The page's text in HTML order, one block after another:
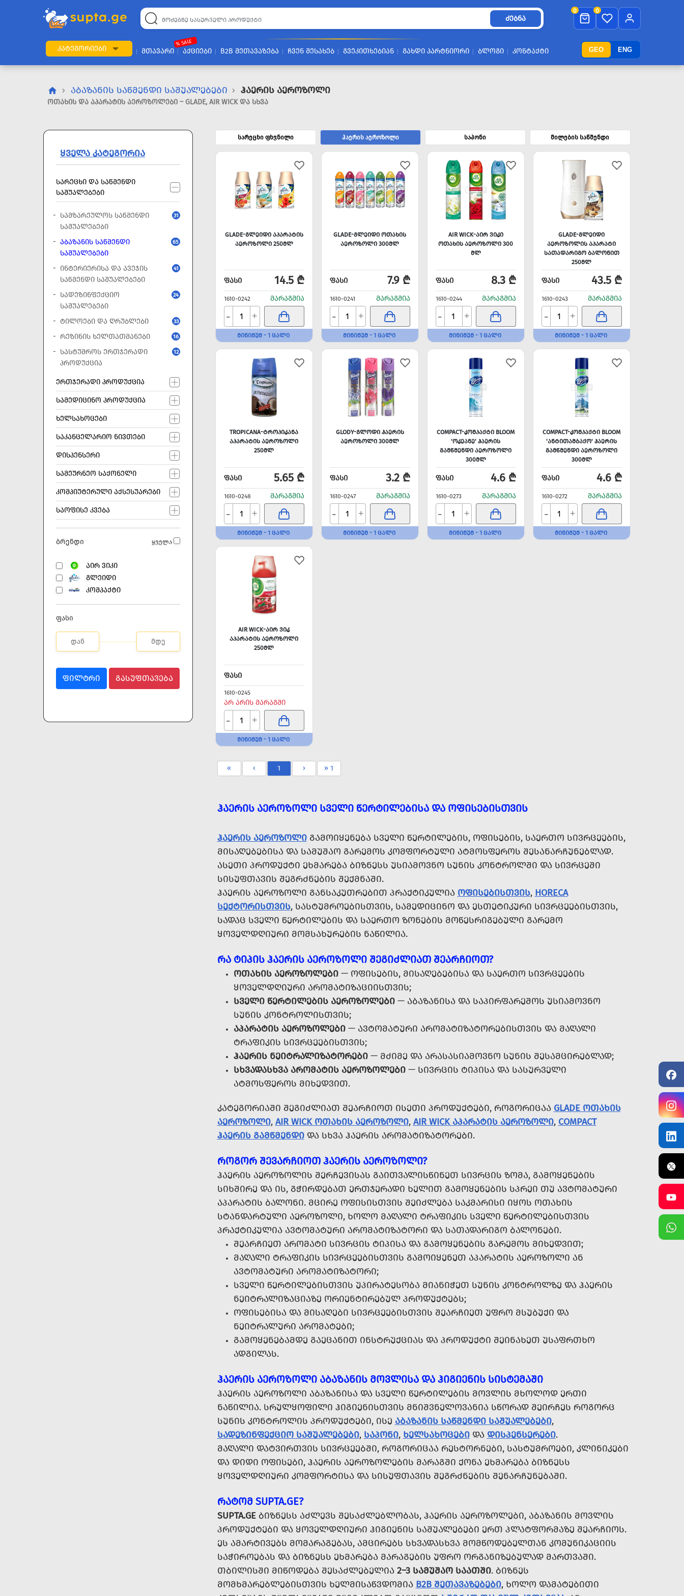
GEO ENG
ᲫᲔᲑᲜᲐ
0 0
ᲙᲐᲢᲔᲒᲝᲠᲘᲔᲑᲘ ᲛᲗᲐᲕᲐᲠᲘ ᲐᲥᲪᲘᲔᲑᲘ
% SALE
B2B ᲨᲔᲗᲐᲕᲐᲖᲔᲑᲐ ᲩᲕᲔᲜ ᲨᲔᲡᲐᲮᲔᲑ ᲒᲕᲔᲙᲘᲗᲮᲔᲑᲘᲐᲜ ᲒᲐᲮᲓᲘ ᲞᲐᲠᲢᲜᲘᲝᲠᲘ ᲑᲚᲝᲒᲘ ᲙᲝᲜᲢᲐᲥᲢᲘ
ᲐᲑᲐᲖᲐᲜᲘᲡ ᲡᲐᲬᲛᲔᲜᲓᲘ ᲡᲐᲨᲣᲐᲚᲔᲑᲔᲑᲘ Ჰაერის Აეროზოლი
ᲝᲗᲐᲮᲘᲡ ᲓᲐ ᲐᲞᲐᲠᲐᲢᲘᲡ ᲐᲔᲠᲝᲖᲝᲚᲔᲑᲘ – GLADE, AIR WICK ᲓᲐ ᲡᲮᲕᲐ
ᲧᲕᲔᲚᲐ ᲙᲐᲢᲔᲒᲝᲠᲘᲐ
ᲡᲐᲠᲔᲪᲮᲘ ᲓᲐ ᲡᲐᲬᲛᲔᲜᲓᲘ
ᲡᲐᲨᲣᲐᲚᲔᲑᲔᲑᲘ
ᲡᲐᲛᲖᲐᲠᲔᲣᲚᲝᲡ ᲡᲐᲬᲛᲔᲜᲓᲘ
ᲡᲐᲨᲣᲐᲚᲔᲑᲔᲑᲘ
31
ᲐᲑᲐᲖᲐᲜᲘᲡ ᲡᲐᲬᲛᲔᲜᲓᲘ
ᲡᲐᲨᲣᲐᲚᲔᲑᲔᲑᲘ
65
ᲘᲜᲢᲔᲠᲘᲔᲠᲘᲡᲐ ᲓᲐ ᲐᲕᲔᲯᲘᲡ
ᲡᲐᲬᲛᲔᲜᲓᲘ ᲡᲐᲨᲣᲐᲚᲔᲑᲔᲑᲘ
41
ᲡᲐᲓᲔᲖᲘᲜᲤᲔᲥᲪᲘᲝ
ᲡᲐᲨᲣᲐᲚᲔᲑᲔᲑᲘ
24
ᲢᲘᲚᲝᲔᲑᲘ ᲓᲐ ᲦᲠᲣᲑᲚᲔᲑᲘ 33
ᲠᲔᲖᲘᲜᲘᲡ ᲮᲔᲚᲗᲐᲗᲛᲐᲜᲔᲑᲘ 16
ᲡᲐᲡᲢᲣᲛᲠᲝᲡ ᲔᲠᲗᲯᲔᲠᲐᲓᲘ
ᲞᲠᲝᲓᲣᲥᲪᲘᲐ
12
ᲔᲠᲗᲯᲔᲠᲐᲓᲘ ᲞᲠᲝᲓᲣᲥᲪᲘᲐ
ᲡᲐᲛᲔᲓᲘᲪᲘᲜᲝ ᲞᲠᲝᲓᲣᲥᲪᲘᲐ
ᲮᲔᲚᲡᲐᲮᲝᲪᲔᲑᲘ
ᲡᲐᲙᲐᲜᲪᲔᲚᲐᲠᲘᲝ ᲜᲘᲕᲗᲔᲑᲘ
ᲓᲘᲡᲞᲔᲜᲡᲔᲠᲘ
ᲡᲐᲛᲔᲣᲠᲜᲔᲝ ᲡᲐᲥᲝᲜᲔᲚᲘ
ᲙᲝᲛᲞᲘᲣᲢᲔᲠᲣᲚᲘ ᲐᲥᲡᲔᲡᲣᲐᲠᲔᲑᲘ
ᲡᲐᲝᲤᲘᲡᲔ ᲙᲕᲔᲑᲐ
ბრენდი ყველა
ᲐᲘᲠ ᲕᲘᲙᲘ
ᲒᲚᲔᲘᲓᲘ
ᲙᲝᲛᲞᲐᲥᲢᲘ
ფასი
ᲤᲘᲚᲢᲠᲘ ᲒᲐᲡᲣᲤᲗᲐᲕᲔᲑᲐ
სარეცხი ფხვნილი ჰაერის აეროზოლი საპონი მილების საწმენდი
GLADE-ᲒᲚᲔᲘᲓᲘ ᲐᲞᲐᲠᲐᲢᲘᲡ
ᲐᲔᲠᲝᲖᲝᲚᲘ 250ᲛᲚ
ᲤᲐᲡᲘ 14.5 ₾
1610-0242 ᲛᲐᲠᲐᲒᲨᲘᲐ
- +
ᲛᲘᲜᲘᲛᲣᲛ - 1 ᲪᲐᲚᲘ
GLADE-ᲒᲚᲔᲘᲓᲘ ᲝᲗᲐᲮᲘᲡ
ᲐᲔᲠᲝᲖᲝᲚᲘ 300ᲛᲚ
ᲤᲐᲡᲘ 7.9 ₾
1610-0241 ᲛᲐᲠᲐᲒᲨᲘᲐ
- +
ᲛᲘᲜᲘᲛᲣᲛ - 1 ᲪᲐᲚᲘ
AIR WICK-ᲐᲘᲠ ᲕᲘᲙᲘ
ᲝᲗᲐᲮᲘᲡ ᲐᲔᲠᲝᲖᲝᲚᲘ 300
ᲛᲚ
ᲤᲐᲡᲘ 8.3 ₾
1610-0244 ᲛᲐᲠᲐᲒᲨᲘᲐ
- +
ᲛᲘᲜᲘᲛᲣᲛ - 1 ᲪᲐᲚᲘ
GLADE-ᲒᲚᲔᲘᲓᲘ
ᲐᲔᲠᲝᲖᲝᲚᲘᲡ ᲐᲞᲐᲠᲐᲢᲘ
ᲡᲐᲗᲐᲓᲐᲠᲘᲒᲝ ᲑᲐᲚᲝᲜᲘᲗ
250ᲛᲚ
ᲤᲐᲡᲘ 43.5 ₾
1610-0243 ᲛᲐᲠᲐᲒᲨᲘᲐ
- +
ᲛᲘᲜᲘᲛᲣᲛ - 1 ᲪᲐᲚᲘ
TROPICANA-ᲢᲠᲝᲞᲘᲙᲐᲜᲐ
ᲐᲞᲐᲠᲐᲢᲘᲡ ᲐᲔᲠᲝᲖᲝᲚᲘ
250ᲛᲚ
ᲤᲐᲡᲘ 5.65 ₾
1610-0248 ᲛᲐᲠᲐᲒᲨᲘᲐ
- +
ᲛᲘᲜᲘᲛᲣᲛ - 1 ᲪᲐᲚᲘ
GLODY-ᲒᲚᲝᲓᲘ ᲰᲐᲔᲠᲘᲡ
ᲐᲔᲠᲝᲖᲝᲚᲘ 300ᲛᲚ
ᲤᲐᲡᲘ 3.2 ₾
1610-0247 ᲛᲐᲠᲐᲒᲨᲘᲐ
- +
ᲛᲘᲜᲘᲛᲣᲛ - 1 ᲪᲐᲚᲘ
COMPACT-ᲙᲝᲛᲞᲐᲥᲢᲘ BLOOM
'ᲝᲙᲔᲐᲜᲔ' ᲰᲐᲔᲠᲘᲡ
ᲒᲐᲛᲬᲛᲔᲜᲓᲘ ᲐᲔᲠᲝᲖᲝᲚᲘ
300ᲛᲚ
ᲤᲐᲡᲘ 4.6 ₾
1610-0273 ᲛᲐᲠᲐᲒᲨᲘᲐ
- +
ᲛᲘᲜᲘᲛᲣᲛ - 1 ᲪᲐᲚᲘ
COMPACT-ᲙᲝᲛᲞᲐᲥᲢᲘ BLOOM
'ᲐᲜᲢᲘᲗᲐᲛᲑᲐᲥᲝ' ᲰᲐᲔᲠᲘᲡ
ᲒᲐᲛᲬᲛᲔᲜᲓᲘ ᲐᲔᲠᲝᲖᲝᲚᲘ
300ᲛᲚ
ᲤᲐᲡᲘ 4.6 ₾
1610-0272 ᲛᲐᲠᲐᲒᲨᲘᲐ
- +
ᲛᲘᲜᲘᲛᲣᲛ - 1 ᲪᲐᲚᲘ
AIR WICK-ᲐᲘᲠ ᲕᲘᲙ
ᲐᲞᲐᲠᲐᲢᲘᲡ ᲐᲔᲠᲝᲖᲝᲚᲘ
250ᲛᲚ
ᲤᲐᲡᲘ
1610-0245
ᲐᲠ ᲐᲠᲘᲡ ᲛᲐᲠᲐᲒᲨᲘ
- +
ᲛᲘᲜᲘᲛᲣᲛ - 1 ᲪᲐᲚᲘ
« ‹ 1 › » 1
ᲰᲐᲔᲠᲘᲡ ᲐᲔᲠᲝᲖᲝᲚᲘ ᲡᲕᲔᲚᲘ ᲬᲔᲠᲢᲘᲚᲔᲑᲘᲡᲐ ᲓᲐ ᲝᲤᲘᲡᲔᲑᲘᲡᲗᲕᲘᲡ
ᲰᲐᲔᲠᲘᲡ ᲐᲔᲠᲝᲖᲝᲚᲘᲒᲐᲛᲝᲘᲧᲔᲜᲔᲑᲐ ᲡᲕᲔᲚᲘ ᲬᲔᲠᲢᲘᲚᲔᲑᲘᲡ, ᲝᲤᲘᲡᲔᲑᲘᲡ, ᲡᲐᲔᲠᲗᲝ ᲡᲘᲕᲠᲪᲔᲔᲑᲘᲡ,
ᲛᲘᲡᲐᲦᲔᲑᲔᲑᲘᲡᲐ ᲓᲐ ᲡᲐᲛᲣᲨᲐᲝ ᲒᲐᲠᲔᲛᲝᲡ ᲙᲝᲛᲤᲝᲠᲢᲣᲚᲘ ᲐᲢᲛᲝᲡᲤᲔᲠᲝᲡ ᲨᲔᲡᲐᲜᲐᲠᲩᲣᲜᲔᲑᲚᲐᲓ.
ᲐᲡᲔᲗᲘ ᲞᲠᲝᲓᲣᲥᲢᲘ ᲔᲮᲛᲐᲠᲔᲑᲐ ᲑᲘᲖᲜᲔᲡᲡ ᲣᲡᲘᲐᲛᲝᲕᲜᲝ ᲡᲣᲜᲘᲡ ᲙᲝᲜᲢᲠᲝᲚᲨᲘ ᲓᲐ ᲡᲘᲕᲠᲪᲔᲨᲘ
ᲡᲘᲡᲣᲤᲗᲐᲕᲘᲡ ᲨᲔᲒᲠᲫᲜᲔᲑᲘᲡ ᲨᲔᲥᲛᲜᲐᲨᲘ.
ᲰᲐᲔᲠᲘᲡ ᲐᲔᲠᲝᲖᲝᲚᲘ ᲒᲐᲜᲡᲐᲙᲣᲗᲠᲔᲑᲘᲗ ᲞᲠᲐᲥᲢᲘᲙᲣᲚᲘᲐ ᲝᲤᲘᲡᲔᲑᲘᲡᲗᲕᲘᲡ, HORECA
ᲡᲔᲥᲢᲝᲠᲘᲡᲗᲕᲘᲡ, ᲡᲐᲡᲢᲣᲛᲠᲝᲔᲑᲘᲡᲗᲕᲘᲡ, ᲡᲐᲛᲔᲓᲘᲪᲘᲜᲝ ᲓᲐ ᲔᲡᲗᲔᲢᲘᲙᲣᲠᲘ ᲡᲘᲕᲠᲪᲔᲔᲑᲘᲡᲗᲕᲘᲡ,
ᲡᲐᲓᲐᲪ ᲡᲕᲔᲚᲘ ᲬᲔᲠᲢᲘᲚᲔᲑᲘᲡ ᲓᲐ ᲡᲐᲔᲠᲗᲝ ᲖᲝᲜᲔᲑᲘᲡ ᲛᲝᲬᲔᲡᲠᲘᲒᲔᲑᲣᲚᲘ ᲒᲐᲠᲔᲛᲝ
ᲧᲝᲕᲔᲚᲓᲦᲘᲣᲠᲘ ᲛᲝᲛᲡᲐᲮᲣᲠᲔᲑᲘᲡ ᲜᲐᲬᲘᲚᲘᲐ.
ᲠᲐ ᲢᲘᲞᲘᲡ ᲰᲐᲔᲠᲘᲡ ᲐᲔᲠᲝᲖᲝᲚᲘ ᲨᲔᲒᲘᲫᲚᲘᲐᲗ ᲨᲔᲐᲠᲩᲘᲝᲗ?
ᲝᲗᲐᲮᲘᲡ ᲐᲔᲠᲝᲖᲝᲚᲔᲑᲘ— ᲝᲤᲘᲡᲔᲑᲘᲡ, ᲛᲘᲡᲐᲦᲔᲑᲔᲑᲘᲡᲐ ᲓᲐ ᲡᲐᲔᲠᲗᲝ ᲡᲘᲕᲠᲪᲔᲔᲑᲘᲡ
ᲧᲝᲕᲔᲚᲓᲦᲘᲣᲠᲘ ᲐᲠᲝᲛᲐᲢᲘᲖᲐᲪᲘᲘᲡᲗᲕᲘᲡ;
ᲡᲕᲔᲚᲘ ᲬᲔᲠᲢᲘᲚᲔᲑᲘᲡ ᲐᲔᲠᲝᲖᲝᲚᲔᲑᲘ— ᲐᲑᲐᲖᲐᲜᲘᲡᲐ ᲓᲐ ᲡᲐᲞᲘᲠᲤᲐᲠᲔᲨᲝᲡ ᲣᲡᲘᲐᲛᲝᲕᲜᲝ
ᲡᲣᲜᲘᲡ ᲙᲝᲜᲢᲠᲝᲚᲘᲡᲗᲕᲘᲡ;
ᲐᲞᲐᲠᲐᲢᲘᲡ ᲐᲔᲠᲝᲖᲝᲚᲔᲑᲘ— ᲐᲕᲢᲝᲛᲐᲢᲣᲠᲘ ᲐᲠᲝᲛᲐᲢᲘᲖᲐᲢᲝᲠᲔᲑᲘᲡᲗᲕᲘᲡ ᲓᲐ ᲛᲐᲦᲐᲚᲘ
ᲢᲠᲐᲤᲘᲙᲘᲡ ᲡᲘᲕᲠᲪᲔᲔᲑᲘᲡᲗᲕᲘᲡ;
ᲰᲐᲔᲠᲘᲡ ᲜᲔᲘᲢᲠᲐᲚᲘᲖᲐᲢᲝᲠᲔᲑᲘ— ᲛᲫᲘᲛᲔ ᲓᲐ ᲐᲠᲐᲡᲐᲡᲘᲐᲛᲝᲕᲜᲝ ᲡᲣᲜᲘᲡ ᲨᲔᲡᲐᲛᲪᲘᲠᲔᲑᲚᲐᲓ;
ᲡᲮᲕᲐᲓᲐᲡᲮᲕᲐ ᲐᲠᲝᲛᲐᲢᲘᲡ ᲐᲔᲠᲝᲖᲝᲚᲔᲑᲘ— ᲡᲘᲕᲠᲪᲘᲡ ᲢᲘᲞᲘᲡᲐ ᲓᲐ ᲡᲐᲡᲣᲠᲕᲔᲚᲘ
ᲐᲢᲛᲝᲡᲤᲔᲠᲝᲡ ᲛᲘᲮᲔᲓᲕᲘᲗ.
ᲙᲐᲢᲔᲒᲝᲠᲘᲐᲨᲘ ᲨᲔᲒᲘᲫᲚᲘᲐᲗ ᲨᲔᲐᲠᲩᲘᲝᲗ ᲘᲡᲔᲗᲘ ᲞᲠᲝᲓᲣᲥᲢᲔᲑᲘ, ᲠᲝᲒᲝᲠᲘᲪᲐᲐ GLADE ᲝᲗᲐᲮᲘᲡ
ᲐᲔᲠᲝᲖᲝᲚᲘ, AIR WICK ᲝᲗᲐᲮᲘᲡ ᲐᲔᲠᲝᲖᲝᲚᲘ, AIR WICK ᲐᲞᲐᲠᲐᲢᲘᲡ ᲐᲔᲠᲝᲖᲝᲚᲘ, COMPACT
ᲰᲐᲔᲠᲘᲡ ᲒᲐᲛᲬᲛᲔᲜᲓᲘᲓᲐ ᲡᲮᲕᲐ ᲰᲐᲔᲠᲘᲡ ᲐᲠᲝᲛᲐᲢᲘᲖᲐᲢᲝᲠᲔᲑᲘ.
ᲠᲝᲒᲝᲠ ᲨᲔᲕᲐᲠᲩᲘᲝᲗ ᲰᲐᲔᲠᲘᲡ ᲐᲔᲠᲝᲖᲝᲚᲘ?
ᲰᲐᲔᲠᲘᲡ ᲐᲔᲠᲝᲖᲝᲚᲘᲡ ᲨᲔᲠᲩᲔᲕᲘᲡᲐᲡ ᲒᲐᲘᲗᲕᲐᲚᲘᲡᲬᲘᲜᲔᲗ ᲡᲘᲕᲠᲪᲘᲡ ᲖᲝᲛᲐ, ᲒᲐᲛᲝᲧᲔᲜᲔᲑᲘᲡ
ᲡᲘᲮᲨᲘᲠᲔ ᲓᲐ ᲘᲡ, ᲒᲭᲘᲠᲓᲔᲑᲐᲗ ᲔᲠᲗᲯᲔᲠᲐᲓᲘ ᲮᲔᲚᲘᲗ ᲒᲐᲛᲝᲧᲔᲜᲔᲑᲘᲡ ᲡᲞᲠᲔᲘ ᲗᲣ ᲐᲕᲢᲝᲛᲐᲢᲣᲠᲘ
ᲐᲞᲐᲠᲐᲢᲘᲡ ᲑᲐᲚᲝᲜᲘ. ᲛᲪᲘᲠᲔ ᲝᲤᲘᲡᲘᲡᲗᲕᲘᲡ ᲨᲔᲘᲫᲚᲔᲑᲐ ᲡᲐᲙᲛᲐᲠᲘᲡᲘ ᲘᲧᲝᲡ ᲝᲗᲐᲮᲘᲡ
ᲡᲢᲐᲜᲓᲐᲠᲢᲣᲚᲘ ᲐᲔᲠᲝᲖᲝᲚᲘ, ᲮᲝᲚᲝ ᲛᲐᲦᲐᲚᲘ ᲢᲠᲐᲤᲘᲙᲘᲡ ᲡᲕᲔᲚᲘ ᲬᲔᲠᲢᲘᲚᲔᲑᲘᲡᲗᲕᲘᲡ
ᲞᲠᲐᲥᲢᲘᲙᲣᲚᲘᲐ ᲐᲕᲢᲝᲛᲐᲢᲣᲠᲘ ᲐᲠᲝᲛᲐᲢᲘᲖᲐᲢᲝᲠᲘ ᲓᲐ ᲡᲐᲗᲐᲓᲐᲠᲘᲒᲝ ᲑᲐᲚᲝᲜᲔᲑᲘ.
ᲨᲔᲐᲠᲩᲘᲔᲗ ᲐᲠᲝᲛᲐᲢᲘ ᲡᲘᲕᲠᲪᲘᲡ ᲢᲘᲞᲘᲡᲐ ᲓᲐ ᲒᲐᲛᲝᲧᲔᲜᲔᲑᲘᲡ ᲒᲐᲠᲔᲛᲝᲡ ᲛᲘᲮᲔᲓᲕᲘᲗ;
ᲛᲐᲦᲐᲚᲘ ᲢᲠᲐᲤᲘᲙᲘᲡ ᲡᲘᲕᲠᲪᲔᲔᲑᲘᲡᲗᲕᲘᲡ ᲒᲐᲛᲝᲘᲧᲔᲜᲔᲗ ᲐᲞᲐᲠᲐᲢᲘᲡ ᲐᲔᲠᲝᲖᲝᲚᲘ ᲐᲜ
ᲐᲕᲢᲝᲛᲐᲢᲣᲠᲘ ᲐᲠᲝᲛᲐᲢᲘᲖᲐᲢᲝᲠᲘ;
ᲡᲕᲔᲚᲘ ᲬᲔᲠᲢᲘᲚᲔᲑᲘᲡᲗᲕᲘᲡ ᲣᲞᲘᲠᲐᲢᲔᲡᲝᲑᲐ ᲛᲘᲐᲜᲘᲭᲔᲗ ᲡᲣᲜᲘᲡ ᲙᲝᲜᲢᲠᲝᲚᲖᲔ ᲓᲐ ᲰᲐᲔᲠᲘᲡ
ᲜᲔᲘᲢᲠᲐᲚᲘᲖᲐᲪᲘᲐᲖᲔ ᲝᲠᲘᲔᲜᲢᲘᲠᲔᲑᲣᲚ ᲞᲠᲝᲓᲣᲥᲢᲔᲑᲡ;
ᲝᲤᲘᲡᲔᲑᲘᲡᲐ ᲓᲐ ᲛᲘᲡᲐᲦᲔᲑᲘ ᲡᲘᲕᲠᲪᲔᲔᲑᲘᲡᲗᲕᲘᲡ ᲨᲔᲐᲠᲩᲘᲔᲗ ᲣᲤᲠᲝ ᲛᲡᲣᲑᲣᲥᲘ ᲓᲐ
ᲜᲔᲘᲢᲠᲐᲚᲣᲠᲘ ᲐᲠᲝᲛᲐᲢᲔᲑᲘ;
ᲒᲐᲛᲝᲧᲔᲜᲔᲑᲐᲛᲓᲔ ᲒᲐᲔᲪᲐᲜᲘᲗ ᲘᲜᲡᲢᲠᲣᲥᲪᲘᲐᲡ ᲓᲐ ᲞᲠᲝᲓᲣᲥᲢᲘ ᲨᲔᲘᲜᲐᲮᲔᲗ ᲣᲡᲐᲤᲠᲗᲮᲝ
ᲐᲓᲒᲘᲚᲐᲡ.
ᲰᲐᲔᲠᲘᲡ ᲐᲔᲠᲝᲖᲝᲚᲘ ᲐᲑᲐᲖᲐᲜᲘᲡ ᲛᲝᲕᲚᲘᲡᲐ ᲓᲐ ᲰᲘᲒᲘᲔᲜᲘᲡ ᲡᲘᲡᲢᲔᲛᲐᲨᲘ
ᲰᲐᲔᲠᲘᲡ ᲐᲔᲠᲝᲖᲝᲚᲘ ᲐᲑᲐᲖᲐᲜᲘᲡᲐ ᲓᲐ ᲡᲕᲔᲚᲘ ᲬᲔᲠᲢᲘᲚᲔᲑᲘᲡ ᲛᲝᲕᲚᲘᲡ ᲛᲮᲝᲚᲝᲓ ᲔᲠᲗᲘ
ᲜᲐᲬᲘᲚᲘᲐ. ᲡᲠᲣᲚᲧᲝᲤᲘᲚᲘ ᲰᲘᲒᲘᲔᲜᲘᲡᲗᲕᲘᲡ ᲛᲜᲘᲨᲕᲜᲔᲚᲝᲕᲐᲜᲘᲐ ᲡᲬᲝᲠᲐᲓ ᲨᲔᲘᲠᲩᲔᲡ ᲠᲝᲒᲝᲠᲪ
ᲡᲣᲜᲘᲡ ᲙᲝᲜᲢᲠᲝᲚᲘᲡ ᲞᲠᲝᲓᲣᲥᲢᲔᲑᲘ, ᲘᲡᲔ ᲐᲑᲐᲖᲐᲜᲘᲡ ᲡᲐᲬᲛᲔᲜᲓᲘ ᲡᲐᲨᲣᲐᲚᲔᲑᲔᲑᲘ,
ᲡᲐᲓᲔᲖᲘᲜᲤᲔᲥᲪᲘᲝ ᲡᲐᲨᲣᲐᲚᲔᲑᲔᲑᲘ, ᲡᲐᲞᲝᲜᲘ, ᲮᲔᲚᲡᲐᲮᲝᲪᲔᲑᲘᲓᲐ ᲓᲘᲡᲞᲔᲜᲡᲔᲠᲔᲑᲘ.
ᲛᲐᲦᲐᲚᲘ ᲓᲐᲢᲕᲘᲠᲗᲕᲘᲡ ᲡᲘᲕᲠᲪᲔᲔᲑᲨᲘ, ᲠᲝᲒᲝᲠᲘᲪᲐᲐ ᲠᲔᲡᲢᲝᲠᲜᲔᲑᲘ, ᲡᲐᲡᲢᲣᲛᲠᲝᲔᲑᲘ, ᲙᲚᲘᲜᲘᲙᲔᲑᲘ
ᲓᲐ ᲓᲘᲓᲘ ᲝᲤᲘᲡᲔᲑᲘ, ᲰᲐᲔᲠᲘᲡ ᲐᲔᲠᲝᲖᲝᲚᲔᲑᲘᲡ ᲛᲐᲠᲐᲒᲨᲘ ᲥᲝᲜᲐ ᲔᲮᲛᲐᲠᲔᲑᲐ ᲑᲘᲖᲜᲔᲡᲡ
ᲧᲝᲕᲔᲚᲓᲦᲘᲣᲠᲘ ᲙᲝᲛᲤᲝᲠᲢᲘᲡᲐ ᲓᲐ ᲡᲘᲡᲣᲤᲗᲐᲕᲘᲡ ᲨᲔᲒᲠᲫᲜᲔᲑᲘᲡ ᲨᲔᲜᲐᲠᲩᲣᲜᲔᲑᲐᲨᲘ.
ᲠᲐᲢᲝᲛ SUPTA.GE?
SUPTA.GEᲑᲘᲖᲜᲔᲡᲡ ᲐᲫᲚᲔᲕᲡ ᲨᲔᲡᲐᲫᲚᲔᲑᲚᲝᲑᲐᲡ, ᲰᲐᲔᲠᲘᲡ ᲐᲔᲠᲝᲖᲝᲚᲔᲑᲘ, ᲐᲑᲐᲖᲐᲜᲘᲡ ᲛᲝᲕᲚᲘᲡ
ᲞᲠᲝᲓᲣᲥᲢᲔᲑᲘ ᲓᲐ ᲧᲝᲕᲔᲚᲓᲦᲘᲣᲠᲘ ᲰᲘᲒᲘᲔᲜᲘᲡ ᲡᲐᲨᲣᲐᲚᲔᲑᲔᲑᲘ ᲔᲠᲗ ᲞᲚᲐᲢᲤᲝᲠᲛᲐᲖᲔ ᲨᲔᲐᲠᲩᲘᲝᲡ.
ᲔᲡ ᲐᲛᲐᲠᲢᲘᲕᲔᲑᲡ ᲛᲝᲛᲐᲠᲐᲒᲔᲑᲐᲡ, ᲐᲛᲪᲘᲠᲔᲑᲡ ᲡᲮᲕᲐᲓᲐᲡᲮᲕᲐ ᲛᲝᲛᲬᲝᲓᲔᲑᲔᲚᲗᲐᲜ ᲙᲝᲛᲣᲜᲘᲙᲐᲪᲘᲘᲡ
ᲡᲐᲭᲘᲠᲝᲔᲑᲐᲡ ᲓᲐ ᲑᲘᲖᲜᲔᲡᲡ ᲔᲮᲛᲐᲠᲔᲑᲐ ᲛᲐᲠᲐᲒᲔᲑᲘᲡ ᲣᲤᲠᲝ ᲝᲠᲒᲐᲜᲘᲖᲔᲑᲣᲚᲐᲓ ᲛᲐᲠᲗᲕᲐᲨᲘ.
ᲗᲑᲘᲚᲘᲡᲨᲘ ᲛᲘᲬᲝᲓᲔᲑᲐ ᲨᲔᲡᲐᲫᲚᲔᲑᲔᲚᲘᲐ 2–3 ᲡᲐᲛᲣᲨᲐᲝ ᲡᲐᲐᲗᲨᲘ. ᲑᲘᲖᲜᲔᲡ
ᲛᲝᲛᲮᲛᲐᲠᲔᲑᲚᲔᲑᲘᲡᲗᲕᲘᲡ ᲮᲔᲚᲛᲘᲡᲐᲬᲕᲓᲝᲛᲘᲐ B2B ᲨᲔᲗᲐᲕᲐᲖᲔᲑᲔᲑᲘ, ᲮᲝᲚᲝ ᲓᲐᲛᲐᲢᲔᲑᲘᲗᲘ